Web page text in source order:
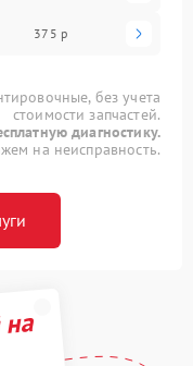
375 р
без учета
стоимости запчастей.
диагностику.
на неисправность.